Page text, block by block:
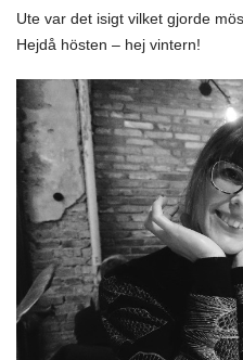
Ute var det isigt vilket gjorde
Hejdå hösten – hej vintern!